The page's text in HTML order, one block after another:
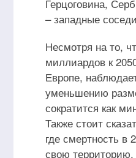
Герцоговина,
– западные
Несмотря на то,
миллиардов к
Европе,
уменьшению
сократится как
Также стоит
где смертность в
свою